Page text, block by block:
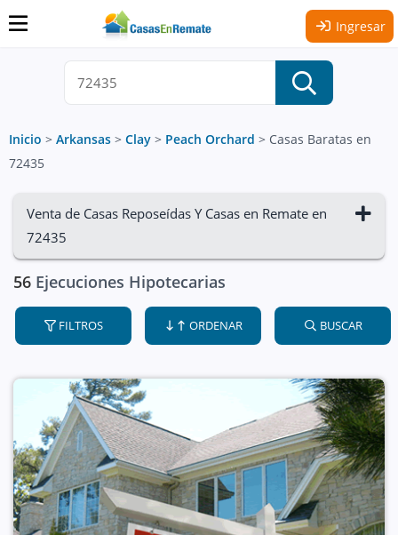
Ingresar
Inicio > Arkansas > Clay > Peach Orchard > Casas Baratas en
72435
Venta de Casas Reposeídas Y Casas en Remate en
72435
56 Ejecuciones Hipotecarias
FILTROS ORDENAR BUSCAR